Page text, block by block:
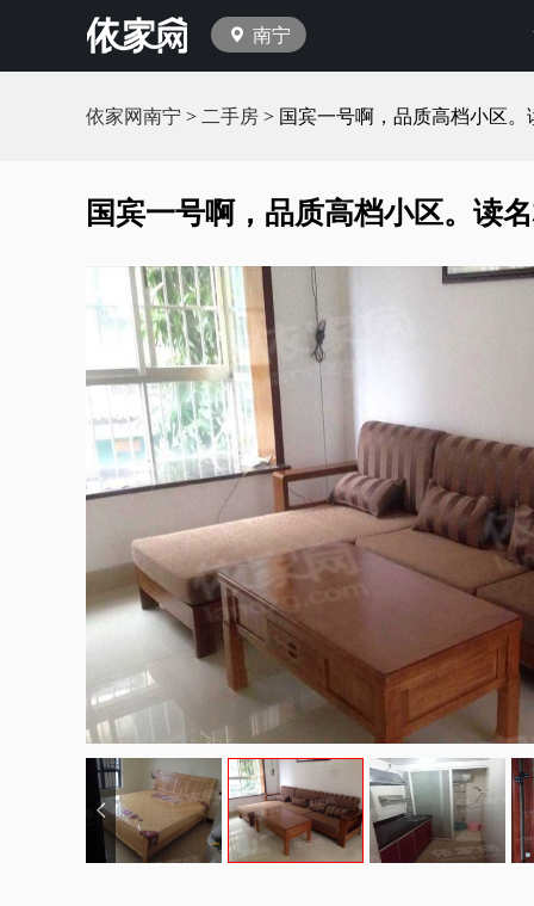
南宁
依家网南宁 > 二手房 > 国宾一号啊，品质高档小区
国宾一号啊，品质高档小区。读